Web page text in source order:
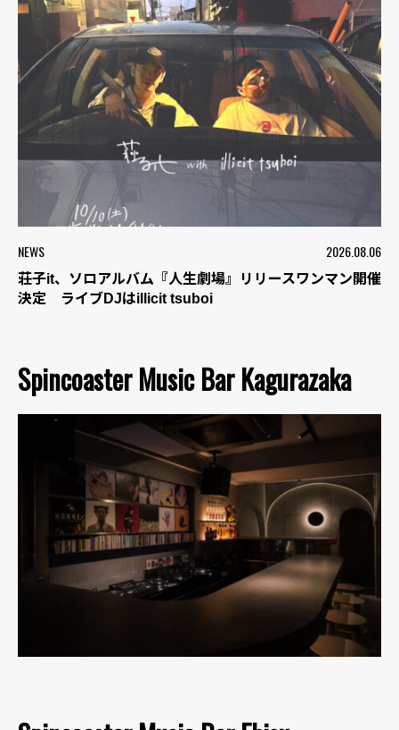
NEWS 2026.08.06
荘子it、ソロアルバム『人生劇場』リリースワンマン開催
決定 ライブDJはillicit tsuboi
Spincoaster Music Bar Kagurazaka